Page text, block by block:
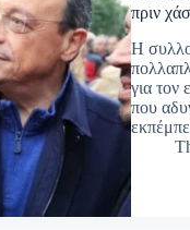
πριν
Η
για τον
που